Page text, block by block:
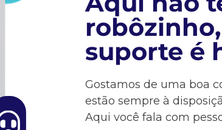
suporte é
Gostamos de uma boa
estão sempre à
Aqui você fala com